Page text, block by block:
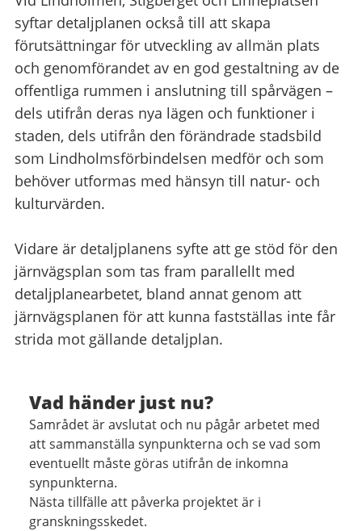
syftar detaljplanen också till att skapa
förutsättningar för utveckling av allmän plats
och genomförandet av en god gestaltning av de
offentliga rummen i anslutning till spårvägen –
dels utifrån deras nya lägen och funktioner i
staden, dels utifrån den förändrade stadsbild
som Lindholmsförbindelsen medför och som
behöver utformas med hänsyn till natur- och
kulturvärden.
Vidare är detaljplanens syfte att ge stöd för den
järnvägsplan som tas fram parallellt med
detaljplanearbetet, bland annat genom att
järnvägsplanen för att kunna fastställas inte får
strida mot gällande detaljplan.
Vad händer just nu?
Samrådet är avslutat och nu pågår arbetet med
att sammanställa synpunkterna och se vad som
eventuellt måste göras utifrån de inkomna
synpunkterna.
Nästa tillfälle att påverka projektet är i
granskningsskedet.